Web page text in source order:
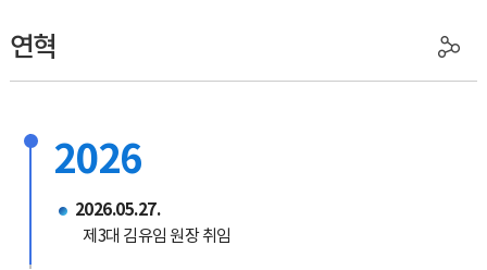
연혁
2026
2026.05.27.
제3대 김유임 원장 취임